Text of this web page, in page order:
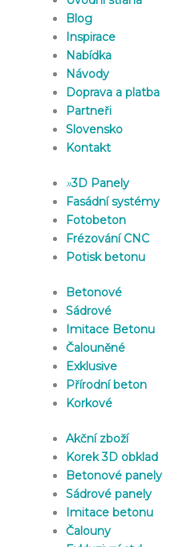
Blog
Inspirace
Nabídka
Návody
Doprava a platba
Partneři
Slovensko
Kontakt
»3D Panely
Fasádní systémy
Fotobeton
Frézování CNC
Potisk betonu
Betonové
Sádrové
Imitace Betonu
Čalouněné
Exklusive
Přírodní beton
Korkové
Akční zboží
Korek 3D obklad
Betonové panely
Sádrové panely
Imitace betonu
Čalouny